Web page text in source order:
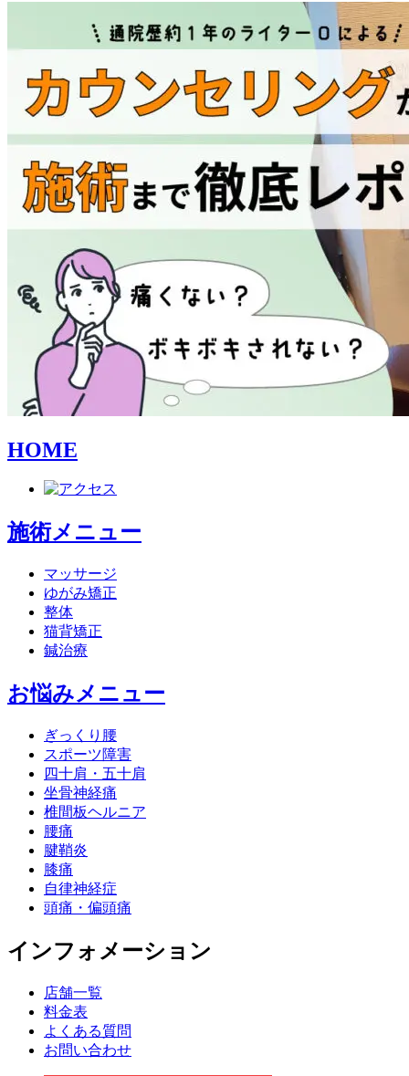
HOME
施術メニュー
マッサージ
ゆがみ矯正
整体
猫背矯正
鍼治療
お悩みメニュー
ぎっくり腰
スポーツ障害
四十肩・五十肩
坐骨神経痛
椎間板ヘルニア
腰痛
腱鞘炎
膝痛
自律神経症
頭痛・偏頭痛
インフォメーション
店舗一覧
料金表
よくある質問
お問い合わせ